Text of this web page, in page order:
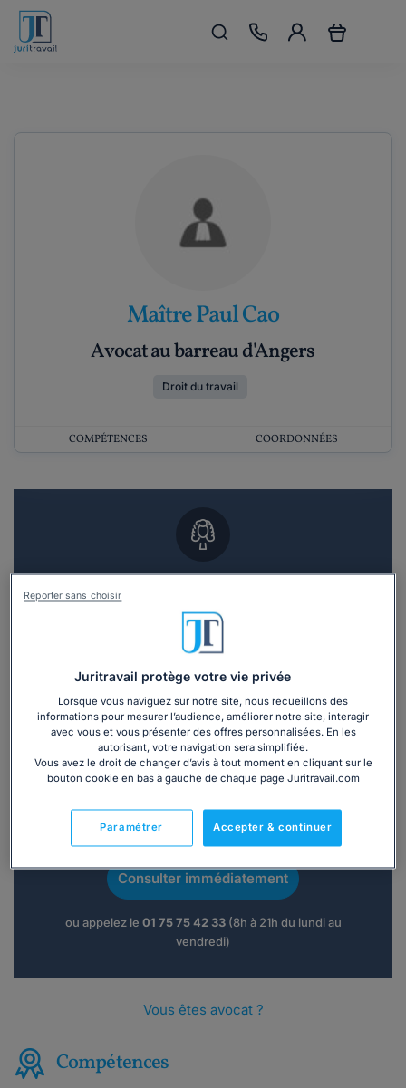
Maître Paul Cao
Avocat au barreau d'Angers
Droit du travail
COMPÉTENCES COORDONNÉES
Recevoir des devis d'avocats
Vous souhaitez une consultation par
téléphone ?
Consulter immédiatement
ou appelez le 01 75 75 42 33(8h à 21h du lundi au
vendredi)
Vous êtes avocat ?
Compétences
Juritravail protège votre vie privée
Lorsque vous naviguez sur notre site, nous recueillons des
informations pour mesurer l’audience, améliorer notre site, interagir
avec vous et vous présenter des offres personnalisées. En les
autorisant, votre navigation sera simplifiée.
Vous avez le droit de changer d’avis à tout moment en cliquant sur le
bouton cookie en bas à gauche de chaque page Juritravail.com
Accepter & continuer
Paramétrer
Reporter sans choisir